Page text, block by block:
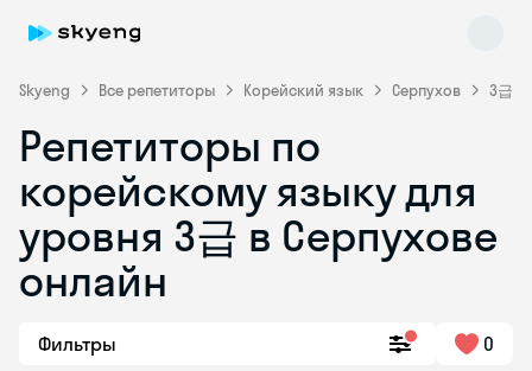
Skyeng Все репетиторы Корейский язык Серпухов 3급
Репетиторы по
корейскому языку для
уровня 3급 в Серпухове
онлайн
Фильтры 0
Skyeng Chat